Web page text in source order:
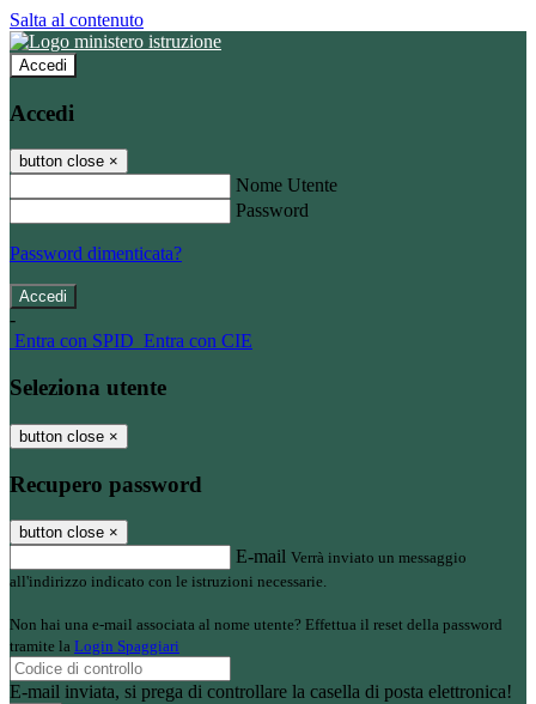
Salta al contenuto
Accedi
Accedi
button close ×
Nome Utente
Password
Password dimenticata?
-
Entra con SPID Entra con CIE
Seleziona utente
button close ×
Recupero password
button close ×
E-mail Verrà inviato un messaggio
all'indirizzo indicato con le istruzioni necessarie.
Non hai una e-mail associata al nome utente? Effettua il reset della password
tramite la Login Spaggiari
E-mail inviata, si prega di controllare la casella di posta elettronica!